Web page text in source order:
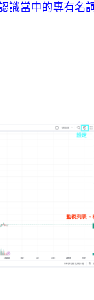
識當中的專有名